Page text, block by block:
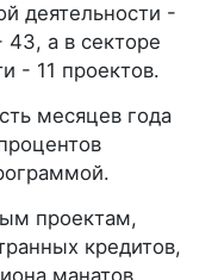
деятельности -
а в секторе
- 11 проектов.
месяцев года
проектам,
кредитов,
манатов